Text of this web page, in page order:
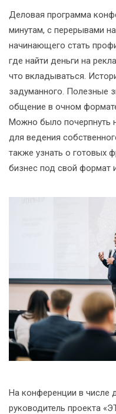
Деловая программа
минутам, с перерывами
начинающего стать
где найти деньги на
что вкладываться.
задуманного. Полезные
общение в очном
Можно было почерпнуть
для ведения
также узнать о готовых
бизнес под свой формат
На конференции в числе
руководитель проекта